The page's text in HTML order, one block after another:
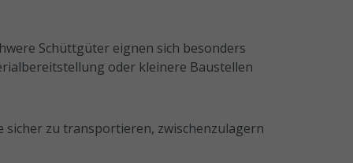
Schüttgüter eignen sich besonders
oder kleinere Baustellen
zu transportieren, zwischenzulagern